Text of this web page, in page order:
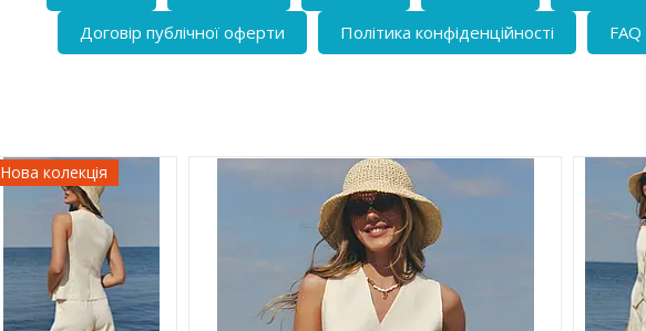
Договір публічної оферти
Політика конфіденційності FAQ
Нова колекція